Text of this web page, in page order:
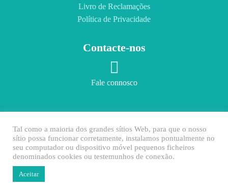
Livro de Reclamações
Política de Privacidade
Contacte-nos
Fale connosco
reservados.
** Chamada para a rede fixa nacional
Tal como a maioria dos grandes sítios Web, para que o nosso
sítio possa funcionar corretamente, instalamos pontualmente no
seu computador ou dispositivo móvel pequenos ficheiros
denominados cookies ou testemunhos de conexão.
Aceitar